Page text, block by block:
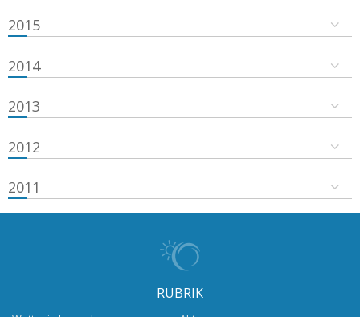
2015
2014
2013
2012
2011
RUBRIK